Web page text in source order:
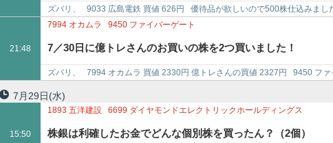
ズバリ、 9033 広島電鉄 買値 626円 優待品が欲しいので500株仕込みま
21:48
7994 オカムラ 9450 ファイバーゲート
7／30日に億トレさんのお買いの株を2つ買いました！
ズバリ、 7994 オカムラ 買値 2330円 億トレさんの買値 2327円 9450 フ
7月29日(水)
15:50
1893 五洋建設 6699 ダイヤモンドエレクトリックホールディングス
株銀は利確したお金でどんな個別株を買ったん？（2個）